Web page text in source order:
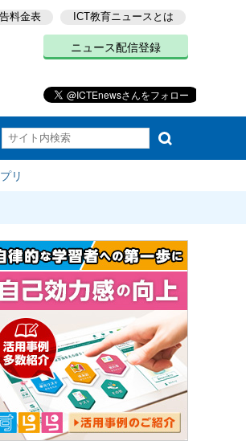
料金表 ICT教育ニュースとは
ニュース配信登録
リ